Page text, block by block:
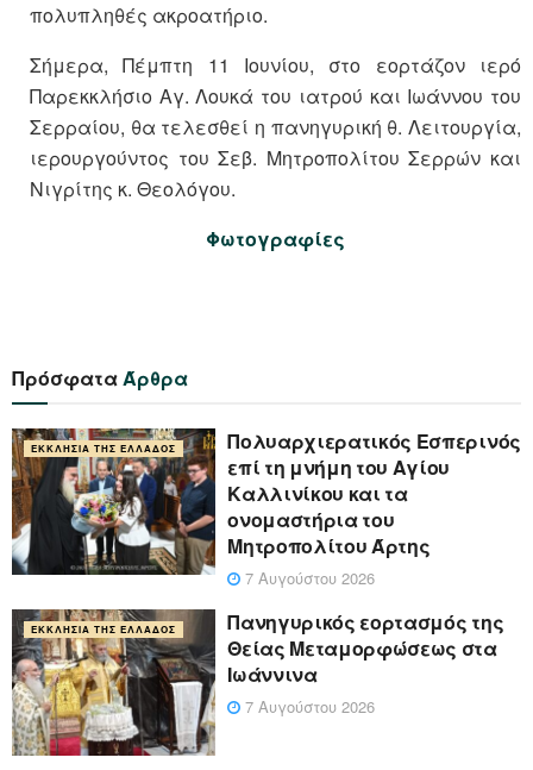
πολυπληθές ακροατήριο.
Σήμερα, Πέμπτη 11 Ιουνίου, στο εορτάζον ιερό
Παρεκκλήσιο Αγ. Λουκά του ιατρού και Ιωάννου του
Σερραίου, θα τελεσθεί η πανηγυρική θ. Λειτουργία,
ιερουργούντος του Σεβ. Μητροπολίτου Σερρών και
Νιγρίτης κ. Θεολόγου.
Φωτογραφίες
ΠρόσφαταΆρθρα
ΕΚΚΛΗΣΊΑ ΤΗΣ ΕΛΛΆΔΟΣ
Πολυαρχιερατικός Εσπερινός
επί τη μνήμη του Αγίου
Καλλινίκου και τα
ονομαστήρια του
Μητροπολίτου Άρτης
7 Αυγούστου 2026
ΕΚΚΛΗΣΊΑ ΤΗΣ ΕΛΛΆΔΟΣ
Πανηγυρικός εορτασμός της
Θείας Μεταμορφώσεως στα
Ιωάννινα
7 Αυγούστου 2026